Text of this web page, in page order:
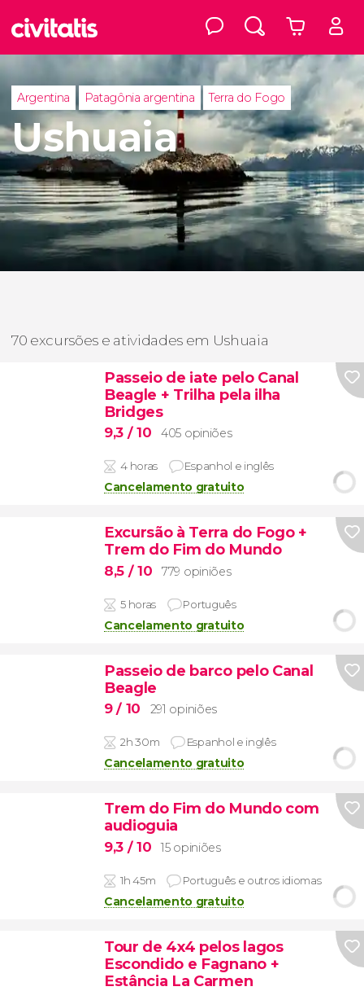
Argentina Patagônia argentina Terra do Fogo
Ushuaia
70 excursões e atividades em Ushuaia
Passeio de iate pelo Canal
Beagle + Trilha pela ilha
Bridges
9,3 / 10 405 opiniões
4 horas Espanhol e inglês
Cancelamento gratuito
Excursão à Terra do Fogo +
Trem do Fim do Mundo
8,5 / 10 779 opiniões
5 horas Português
Cancelamento gratuito
Passeio de barco pelo Canal
Beagle
9/ 10 291 opiniões
2h 30m Espanhol e inglês
Cancelamento gratuito
Trem do Fim do Mundo com
audioguia
9,3 / 10 15 opiniões
1h 45m Português e outros idiomas
Cancelamento gratuito
Tour de 4x4 pelos lagos
Escondido e Fagnano +
Estância La Carmen